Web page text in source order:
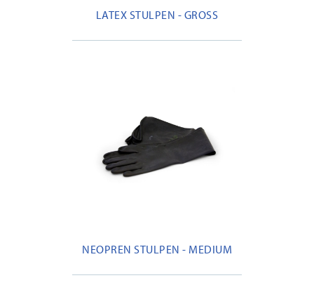
LATEX STULPEN - GROSS
NEOPREN STULPEN - MEDIUM